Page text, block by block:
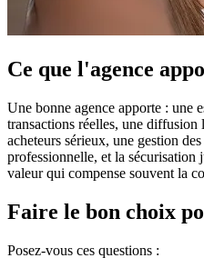
Ce que l'agence
Une bonne agence apporte : une
transactions réelles, une
acheteurs sérieux, une gestion
professionnelle, et la sécurisation
valeur qui compense souvent la
Faire le bon choix
Posez-vous ces questions :